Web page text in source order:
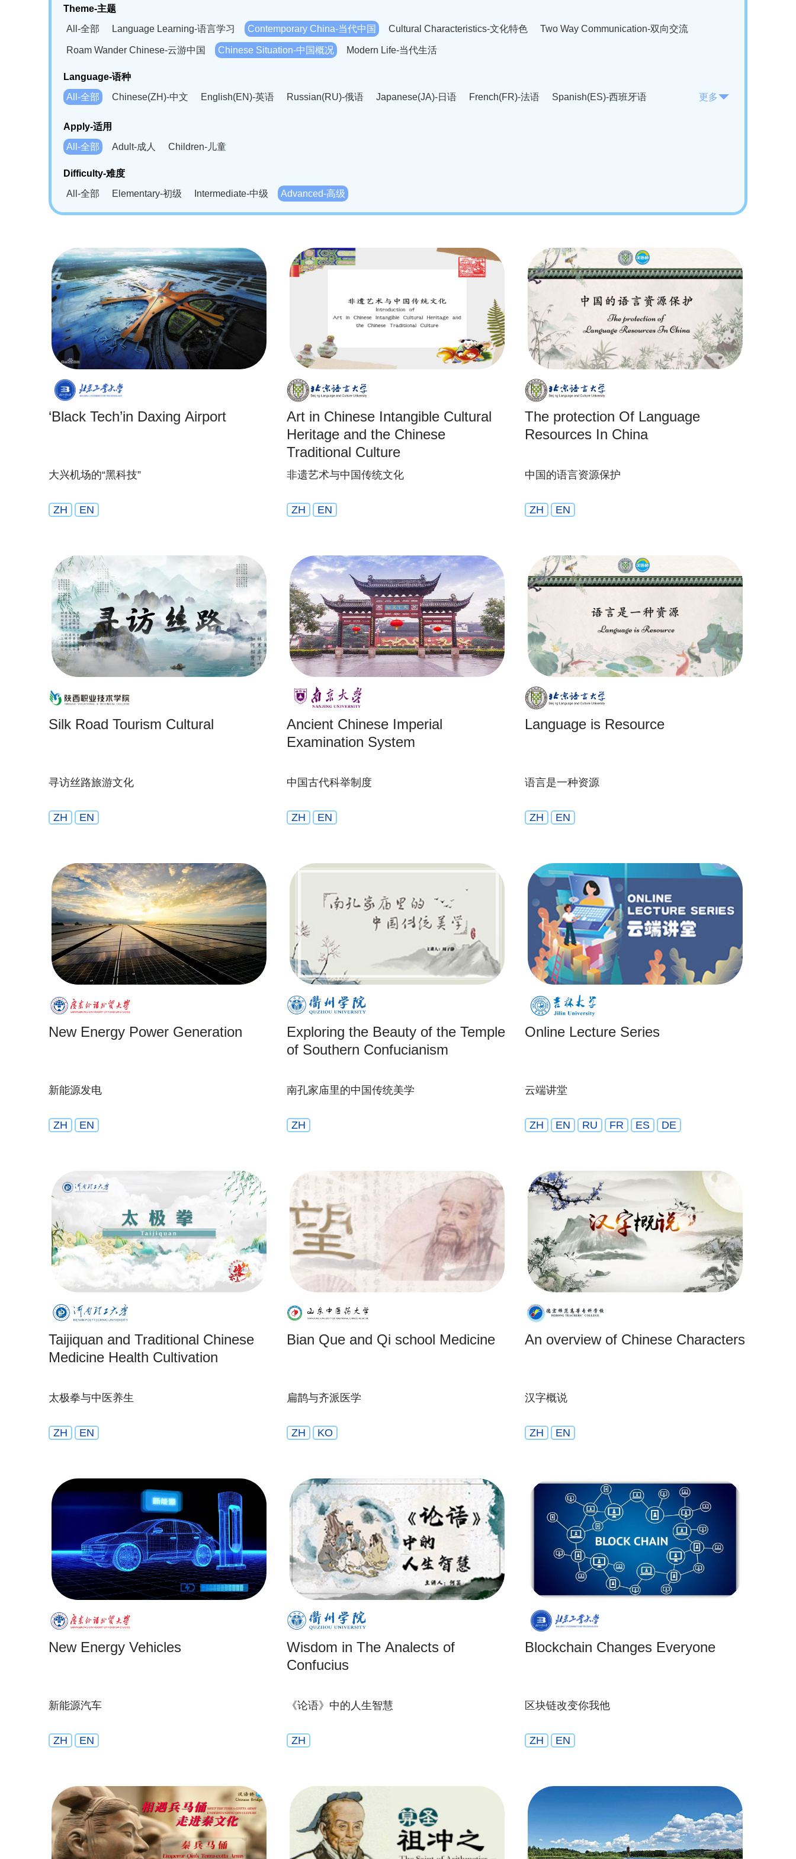
Theme-主题
All-全部
Language Learning-语言学习 Contemporary China-当代中国 Cultural Characteristics-文化特色 Two Way Communication-双向交流
Roam Wander Chinese-云游中国 Chinese Situation-中国概况 Modern Life-当代生活
Language-语种
All-全部
Chinese(ZH)-中文 English(EN)-英语 Russian(RU)-俄语 Japanese(JA)-日语 French(FR)-法语
Spanish(ES)-西班牙语
Bahasa Melayu(MS)-马来语
Swahili(SW)-斯瓦西里语
Kampuchea(KH)-柬埔寨语
更多
Apply-适用
All-全部
Adult-成人 Children-儿童
Difficulty-难度
All-全部
Elementary-初级 Intermediate-中级 Advanced-高级
‘Black Tech’in Daxing Airport
大兴机场的“黑科技”
ZH EN
Art in Chinese Intangible Cultural
Heritage and the Chinese
Traditional Culture
非遗艺术与中国传统文化
ZH EN
The protection Of Language
Resources In China
中国的语言资源保护
ZH EN
Silk Road Tourism Cultural
寻访丝路旅游文化
ZH EN
Ancient Chinese Imperial
Examination System
中国古代科举制度
ZH EN
Language is Resource
语言是一种资源
ZH EN
New Energy Power Generation
新能源发电
ZH EN
Exploring the Beauty of the Temple
of Southern Confucianism
南孔家庙里的中国传统美学
ZH
Online Lecture Series
云端讲堂
ZH EN RU FR ES DE
Taijiquan and Traditional Chinese
Medicine Health Cultivation
太极拳与中医养生
ZH EN
Bian Que and Qi school Medicine
扁鹊与齐派医学
ZH KO
An overview of Chinese Characters
汉字概说
ZH EN
New Energy Vehicles
新能源汽车
ZH EN
Wisdom in The Analects of
Confucius
《论语》中的人生智慧
ZH
Blockchain Changes Everyone
区块链改变你我他
ZH EN